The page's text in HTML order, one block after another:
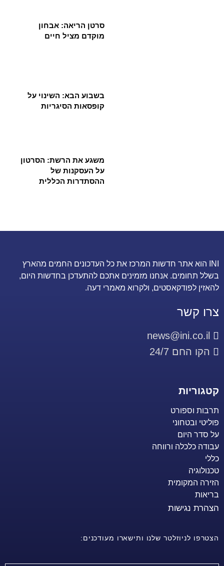
סרטן הריאה: אבחון
מוקדם מציל חיים
בשבוע הבא: השינוי על
קופסאות הסיגריות
משגע את הרשת: הסרטון
על העסקנות של
ההסתדרות הכללית
INI הוא אתר חדשות המרכז את כל העדכונים החמים מהארץ
בשלל תחומים. אנחנו מזמינים אתכם להתעדכן בחדשות היום,
להאזין לפודקאסטים, ולקרוא מאמרי דעה.
צרו קשר
news@ini.co.il
הקו החם 24/7
קטגוריות
תרבות וספורט
פוליטי ובטחוני
על סדר היום
עבודה כלכלה ורווחה
כללי
טכנולוגיה
הזירה המקומית
בריאות
הצהרת נגישות
הצטרפו לניוזלטר שלנו ותישארו מעודכנים: